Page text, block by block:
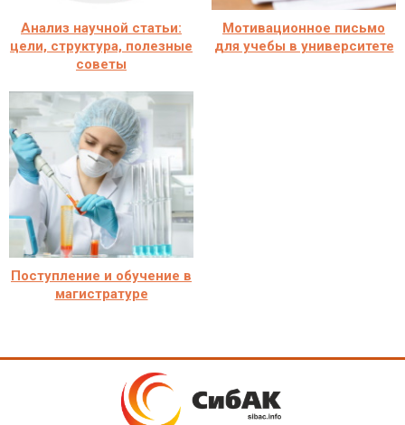
Анализ научной статьи:
цели, структура, полезные
советы
Мотивационное письмо
для учебы в университете
Поступление и обучение в
магистратуре